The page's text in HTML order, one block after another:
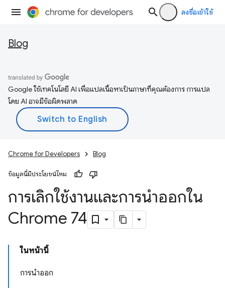
ลงชื่อเข้าใช้
Blog
Google ใช้เทคโนโลยี AI เพื่อแปลเนื้อหาเป็นภาษาที่คุณต้องการ การแปล
โดย AI อาจมีข้อผิดพลาด
Chrome for Developers Blog
ข้อมูลนี้มีประโยชน์ไหม
การเลิกใช้งานและการนำออกใน
Chrome 74
ในหน้านี้
การนำออก